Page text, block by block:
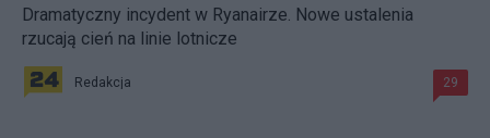
Dramatyczny incydent w Ryanairze. Nowe ustalenia
rzucają cień na linie lotnicze
Redakcja 29